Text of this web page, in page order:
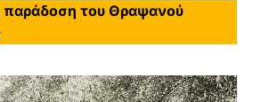
παράδοση του Θραψανού